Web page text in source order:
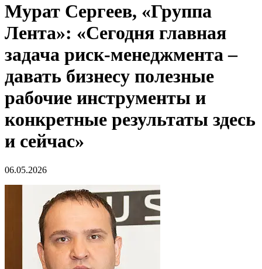
Мурат Сергеев, «Группа
Лента»: «Сегодня главная
задача риск-менеджмента –
давать бизнесу полезные
рабочие инструменты и
конкретные результаты здесь
и сейчас»
06.05.2026